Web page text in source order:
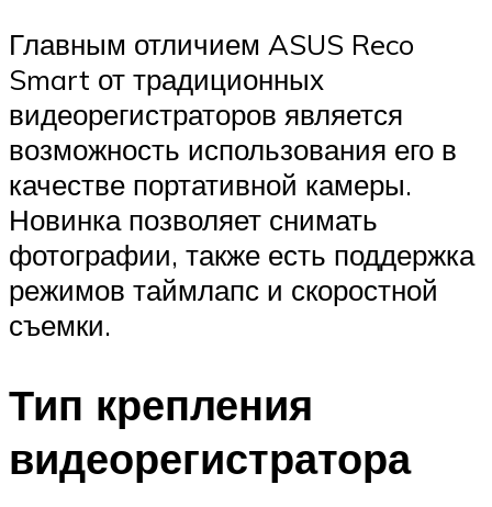
Главным отличием ASUS Reco
Smart от традиционных
видеорегистраторов является
возможность использования его в
качестве портативной камеры.
Новинка позволяет снимать
фотографии, также есть поддержка
режимов таймлапс и скоростной
съемки.
Тип крепления
видеорегистратора